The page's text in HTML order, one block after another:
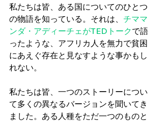
私たちは皆、ある国についてのひとつ
の物語を知っている。それは、 チママ
ンダ・アディーチェがTEDトークで語
ったような、アフリカ人を無力で貧困
にあえぐ存在と見なすような事かもし
れない。
私たちは皆、一つのストーリーについ
て多くの異なるバージョンを聞いてき
ました。ある人種をただ一つのものと